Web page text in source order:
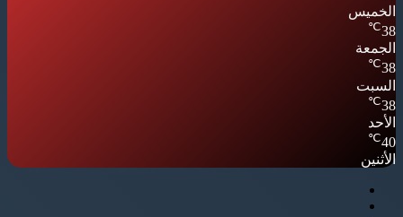
الخميس
38
℃
الجمعة
38
℃
السبت
38
℃
الأحد
40
℃
الأثنين